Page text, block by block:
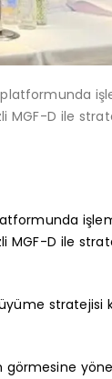
platformunda
MGF-D ile
MGF-D ile
stratejisi
görmesine